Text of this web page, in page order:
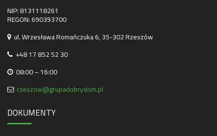
NIP: 8131118261
REGON: 690393700
ul. Wrzesława Romańczuka 6, 35-302 Rzeszów
+48 17 852 52 30
08:00 – 16:00
rzeszow@grupadobrydom.pl
DOKUMENTY